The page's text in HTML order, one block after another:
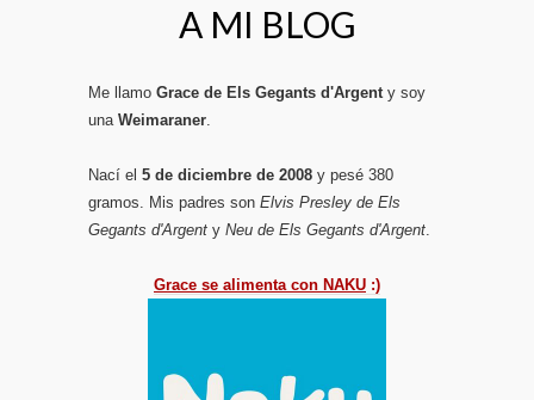
A MI BLOG
Me llamo Grace de Els Gegants d'Argent y soy
una Weimaraner
Nací el 5 de diciembre de 2008 y pesé 380
gramos. Mis padres son Elvis Presley de Els
Gegants d'Argent y Neu de Els Gegants d'Argent
Grace se alimenta con NAKU :)